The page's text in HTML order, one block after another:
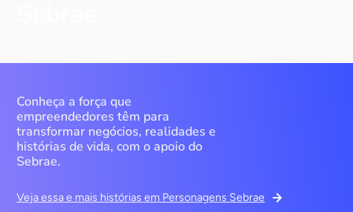
Conheça a força que
empreendedores têm para
transformar negócios, realidades e
histórias de vida, com o apoio do
Sebrae.
Veja essa e mais histórias em Personagens Sebrae